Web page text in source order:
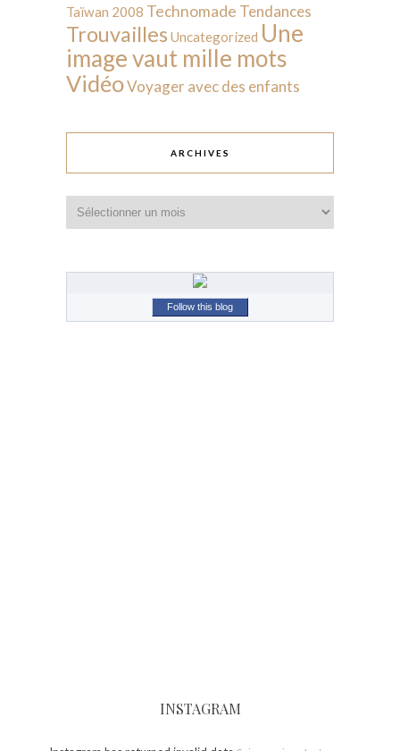
Taïwan 2008 Technomade Tendances
Trouvailles Uncategorized Une
image vaut mille mots
VidéoVoyager avec des enfants
ARCHIVES
Follow this blog
INSTAGRAM